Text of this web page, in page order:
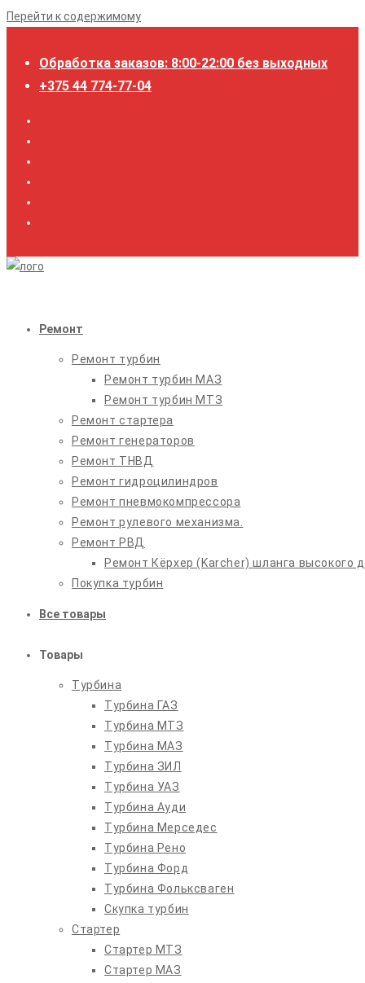
Перейти к содержимому
Обработка заказов: 8:00-22:00 без выходных
+375 44 774-77-04
Ремонт
Ремонт турбин
Ремонт турбин МАЗ
Ремонт турбин МТЗ
Ремонт стартера
Ремонт генераторов
Ремонт ТНВД
Ремонт гидроцилиндров
Ремонт пневмокомпрессора
Ремонт рулевого механизма.
Ремонт РВД
Ремонт Кёрхер (Karcher) шланга высокого
Покупка турбин
Все товары
Товары
Турбина
Турбина ГАЗ
Турбина МТЗ
Турбина МАЗ
Турбина ЗИЛ
Турбина УАЗ
Турбина Ауди
Турбина Мерседес
Турбина Рено
Турбина Форд
Турбина Фольксваген
Скупка турбин
Стартер
Стартер МТЗ
Стартер МАЗ